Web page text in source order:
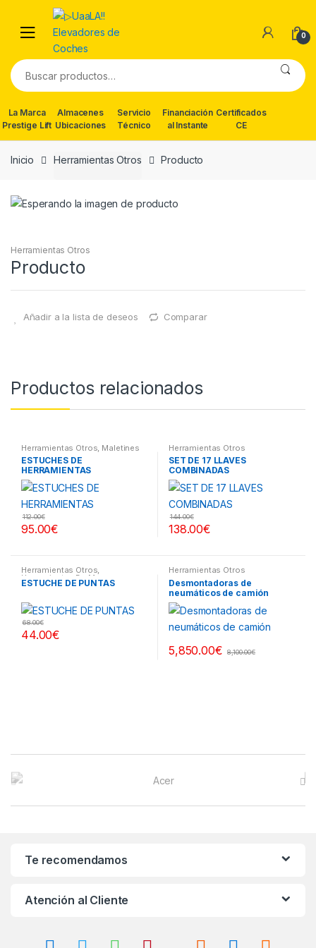
navigation
content
0
Buscar
por:
La Marca
Prestige Lift
Almacenes
Ubicaciones
Servicio
Técnico
Financiación
al Instante
Certificados
CE
Inicio Herramientas Otros Producto
Herramientas Otros
Producto
Añadir a la lista de deseos Comparar
Productos relacionados
Herramientas Otros Maletines
Herramientas, Extractores,
Compresímetros, otros
ESTUCHES DE
HERRAMIENTAS
95.00€
112.00€
Herramientas Otros
SET DE 17 LLAVES
COMBINADAS
138.00€
144.00€
Herramientas Otros,
Herramientas De Mano ,
Herramientas De Mano,
Extractores, Compresímetros,
otros
ESTUCHE DE PUNTAS
44.00€
68.00€
Herramientas Otros
Desmontadoras de
neumáticos de camión
5,850.00€ 8,100.00€
Te recomendamos
Atención al Cliente